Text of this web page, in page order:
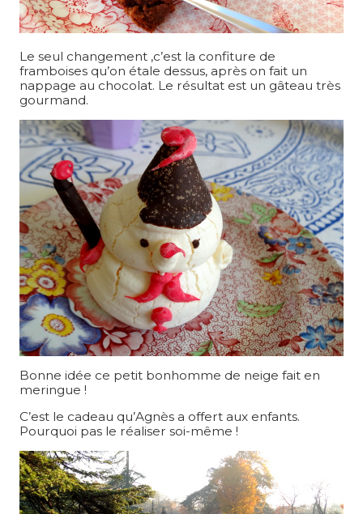
Le seul changement ,c’est la confiture de
framboises qu’on étale dessus, après on fait un
nappage au chocolat. Le résultat est un gâteau très
gourmand.
Bonne idée ce petit bonhomme de neige fait en
meringue !
C’est le cadeau qu’Agnès a offert aux enfants.
Pourquoi pas le réaliser soi-même !